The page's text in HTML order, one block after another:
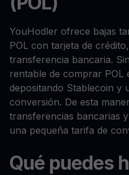
YouHodler ofrece bajas
POL con tarjeta de
transferencia bancaria.
rentable de comprar POL
depositando Stablecoin y
conversión. De esta
transferencias bancarias
una pequeña tarifa de
Qué puedes